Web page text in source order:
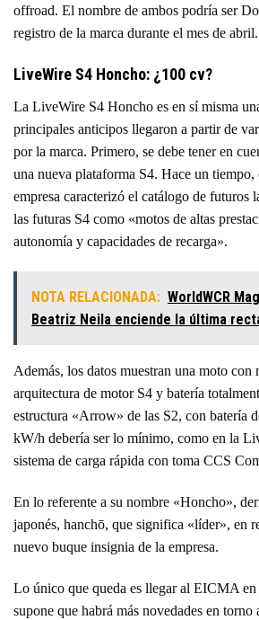
offroad. El nombre de ambos podría ser
registro de la marca durante el mes de abril.
LiveWire S4 Honcho: ¿100 cv?
La LiveWire S4 Honcho es en sí misma
principales anticipos llegaron a partir de
por la marca. Primero, se debe tener en
una nueva plataforma S4. Hace un tiempo,
empresa caracterizó el catálogo de futuros
las futuras S4 como «motos de altas
autonomía y capacidades de recarga».
NOTA RELACIONADA: WorldWCR
Beatriz Neila enciende la última
Además, los datos muestran una moto con
arquitectura de motor S4 y batería
estructura «Arrow» de las S2, con batería
kW/h debería ser lo mínimo, como en la
sistema de carga rápida con toma CCS
En lo referente a su nombre «Honcho»,
japonés, hanchō, que significa «líder», en
nuevo buque insignia de la empresa.
Lo único que queda es llegar al EICMA
supone que habrá más novedades en torno